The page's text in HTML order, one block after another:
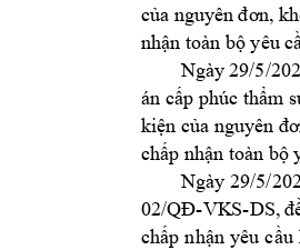
của nguyên đơn,
nhận toàn bộ yêu
Ngày 29/5/
án cấp phúc thẩm
kiện của nguyên đơ
chấp nhận toàn bộ
Ngày 29/5/
02/QĐ-VKS-DS,
chấp nhận yêu cầu